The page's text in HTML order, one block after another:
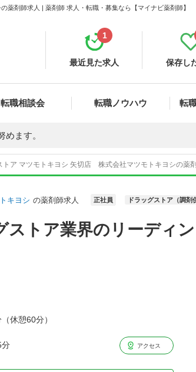
剤師求人 | 薬剤師 求人・転職・募集なら【マイナビ薬剤師】
最近見た求人
1
保存し
転職相談会 転職ノウハウ 転
ます。
トア マツモトキヨシ 矢切店 株式会社マツモトキヨシの薬
キヨシ の薬剤師求人 正社員 ドラッグストア（調剤
ストア業界のリーディ
休憩60分）
分 アクセス